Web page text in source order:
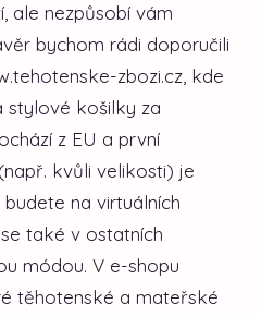
ale nezpůsobí vám
bychom rádi doporučili
zbozi.cz, kde
stylové košilky za
z EU a první
kvůli velikosti) je
na virtuálních
také v ostatních
módou. V e-shopu
těhotenské a mateřské